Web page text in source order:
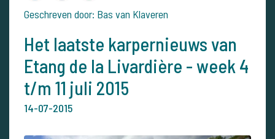
Geschreven door: Bas van Klaveren
Het laatste karpernieuws van
Etang de la Livardière - week 4
t/m 11 juli 2015
14-07-2015